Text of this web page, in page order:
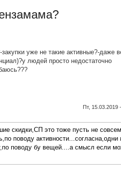
уже не такие активные?-даже
людей просто недостаточно
Пт, 15.03.2019
скидки,СП это тоже пусть не
поводу активности...согласна,одни
поводу бу вещей....а смысл если